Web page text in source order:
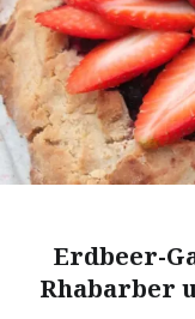
Erdbeer-
Rhabarber